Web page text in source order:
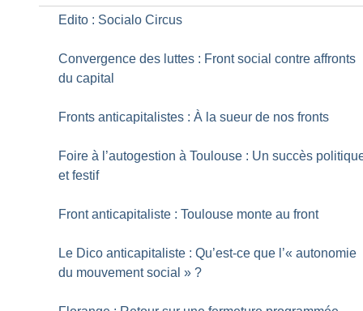
Edito : Socialo Circus
Convergence des luttes : Front social contre affronts
du capital
Fronts anticapitalistes : À la sueur de nos fronts
Foire à l’autogestion à Toulouse : Un succès
et festif
Front anticapitaliste : Toulouse monte au front
Le Dico anti­capitaliste : Qu’est-ce que l’« autonomie
du mouvement social » ?